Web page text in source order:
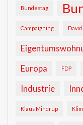
Bundestag
Campaigning
Europa
FDP
Industrie
Klaus Mindrup